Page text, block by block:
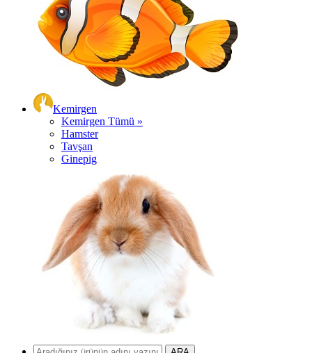
Kemirgen
Kemirgen Tümü »
Hamster
Tavşan
Ginepig